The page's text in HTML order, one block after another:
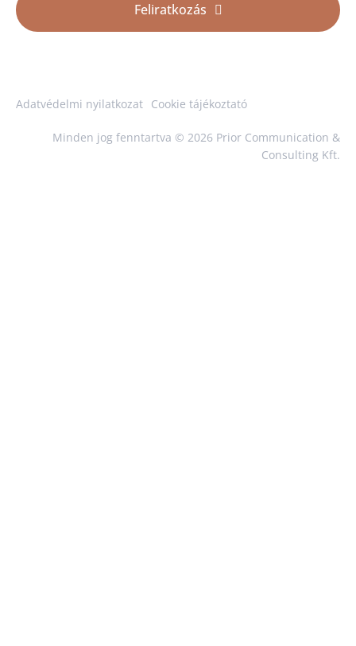
Feliratkozás
Adatvédelmi nyilatkozat Cookie tájékoztató
Minden jog fenntartva © 2026 Prior Communication &
Consulting Kft.